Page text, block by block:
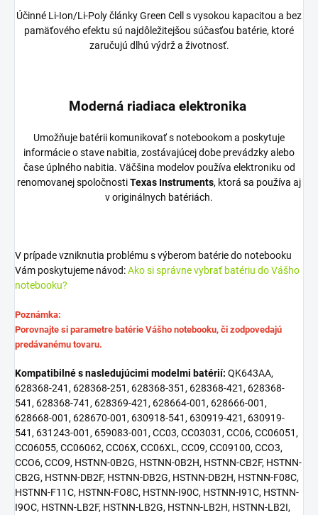
Účinné Li-Ion/Li-Poly články Green Cell s vysokou kapacitou a bez
pamäťového efektu sú najdôležitejšou súčasťou batérie, ktoré
zaručujú dlhú výdrž a životnosť.
Moderná riadiaca elektronika
Umožňuje batérii komunikovať s notebookom a poskytuje
informácie o stave nabitia, zostávajúcej dobe prevádzky alebo
čase úplného nabitia. Väčšina modelov používa elektroniku od
renomovanej spoločnostiTexas Instruments, ktorá sa používa aj
v originálnych batériách.
V prípade vzniknutia problému s výberom batérie do notebooku
Vám poskytujeme návod:Ako si správne vybrať batériu do Vášho
notebooku?
Poznámka:
Porovnajte si parametre batérie Vášho notebooku, či zodpovedajú
predávanému tovaru.
Kompatibilné s nasledujúcimi modelmi batérií: QK643AA,
628368-241, 628368-251, 628368-351, 628368-421, 628368-
541, 628368-741, 628369-421, 628664-001, 628666-001,
628668-001, 628670-001, 630918-541, 630919-421, 630919-
541, 631243-001, 659083-001, CC03, CC03031, CC06, CC06051,
CC06055, CC06062, CC06X, CC06XL, CC09, CC09100, CCO3,
CCO6, CCO9, HSTNN-0B2G, HSTNN-0B2H, HSTNN-CB2F, HSTNN-
CB2G, HSTNN-DB2F, HSTNN-DB2G, HSTNN-DB2H, HSTNN-F08C,
HSTNN-F11C, HSTNN-FO8C, HSTNN-I90C, HSTNN-I91C, HSTNN-
I9OC, HSTNN-LB2F, HSTNN-LB2G, HSTNN-LB2H, HSTNN-LB2I,